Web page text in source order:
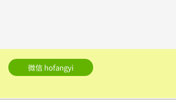
微信 hofangyi